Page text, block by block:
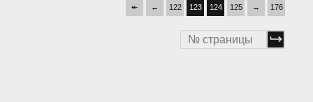
↞ ← 122 123 124 125 → 176